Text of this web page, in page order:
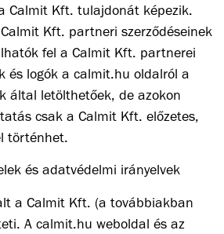
Calmit Kft. tulajdonát képezik.
Kft. partneri szerződéseinek
fel a Calmit Kft. partnerei
és logók a calmit.hu oldalról a
által letölthetőek, de azokon
csak a Calmit Kft. előzetes,
történhet.
és adatvédelmi irányelvek
a Calmit Kft. (a továbbiakban
A calmit.hu weboldal és az